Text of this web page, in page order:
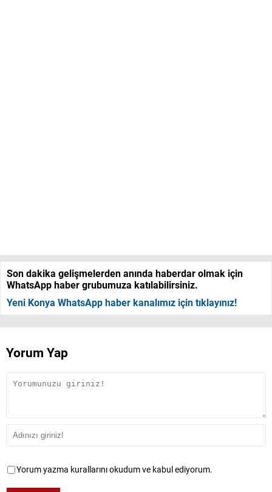
Son dakika gelişmelerden anında haberdar olmak için
WhatsApp haber grubumuza katılabilirsiniz.
Yeni Konya WhatsApp haber kanalımız için tıklayınız!
Yorum Yap
Yorum yazma kurallarını okudum ve kabul ediyorum.